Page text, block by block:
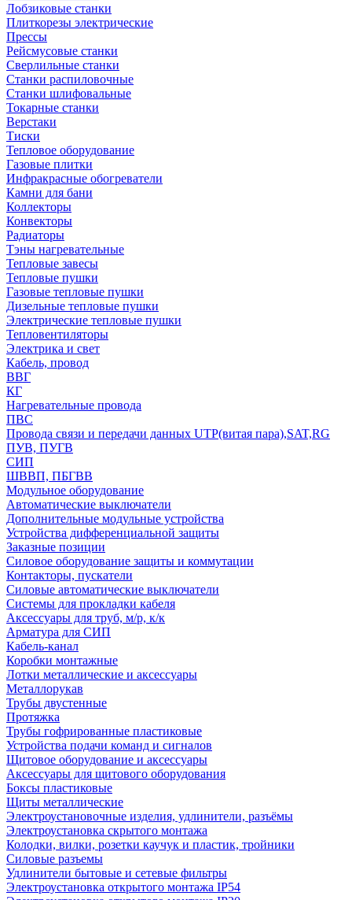
Лобзиковые станки
Плиткорезы электрические
Прессы
Рейсмусовые станки
Сверлильные станки
Станки распиловочные
Станки шлифовальные
Токарные станки
Верстаки
Тиски
Тепловое оборудование
Газовые плитки
Инфракрасные обогреватели
Камни для бани
Коллекторы
Конвекторы
Радиаторы
Тэны нагревательные
Тепловые завесы
Тепловые пушки
Газовые тепловые пушки
Дизельные тепловые пушки
Электрические тепловые пушки
Тепловентиляторы
Электрика и свет
Кабель, провод
ВВГ
КГ
Нагревательные провода
ПВС
Провода связи и передачи данных UTP(витая пара),SAT,RG
ПУВ, ПУГВ
СИП
ШВВП, ПБГВВ
Модульное оборудование
Автоматические выключатели
Дополнительные модульные устройства
Устройства дифференциальной защиты
Заказные позиции
Силовое оборудование защиты и коммутации
Контакторы, пускатели
Силовые автоматические выключатели
Системы для прокладки кабеля
Аксессуары для труб, м/р, к/к
Арматура для СИП
Кабель-канал
Коробки монтажные
Лотки металлические и аксессуары
Металлорукав
Трубы двустенные
Протяжка
Трубы гофрированные пластиковые
Устройства подачи команд и сигналов
Щитовое оборудование и аксессуары
Аксессуары для щитового оборудования
Боксы пластиковые
Щиты металлические
Электроустановочные изделия, удлинители, разъёмы
Электроустановка скрытого монтажа
Колодки, вилки, розетки каучук и пластик, тройники
Силовые разъемы
Удлинители бытовые и сетевые фильтры
Электроустановка открытого монтажа IP54